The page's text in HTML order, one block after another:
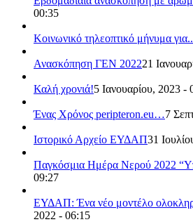
00:35
Κοινωνικό τηλεοπτικό μήνυμα
Ανασκόπηση ΓΕΝ 202221
Καλή χρονιά!5 Ιανουαρίου, 2023 -
Ένας Χρόνος peripteron.eu…7
Ιστορικό Αρχείο ΕΥΔΑΠ31
Παγκόσμια Ημέρα Νερού 2022
09:27
ΕΥΔΑΠ: Ένα νέο μοντέλο
2022 - 06:15